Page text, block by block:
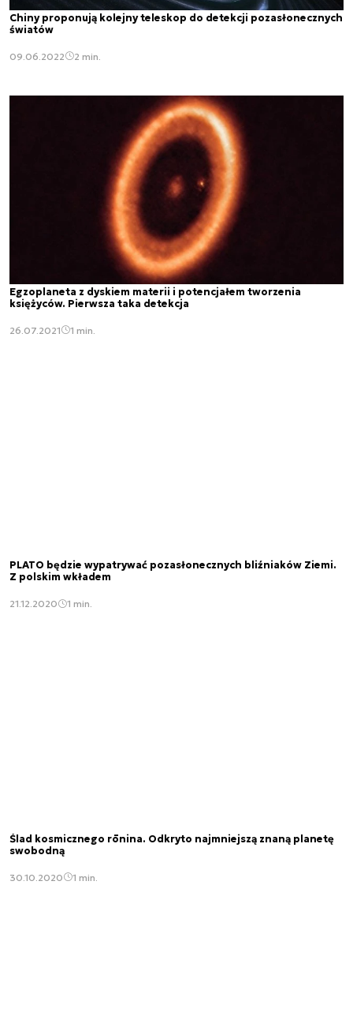
Chiny proponują kolejny teleskop do detekcji pozasłonecznych
światów
09.06.2022 2 min.
Egzoplaneta z dyskiem materii i potencjałem tworzenia
księżyców. Pierwsza taka detekcja
26.07.2021 1 min.
PLATO będzie wypatrywać pozasłonecznych bliźniaków Ziemi.
Z polskim wkładem
21.12.2020 1 min.
Ślad kosmicznego rōnina. Odkryto najmniejszą znaną planetę
swobodną
30.10.2020 1 min.